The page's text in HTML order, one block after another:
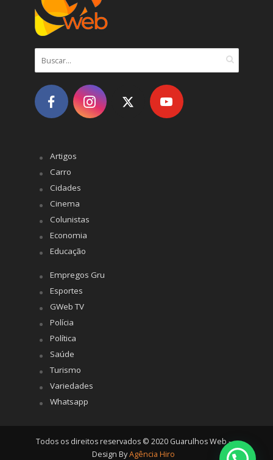
Artigos
Carro
Cidades
Cinema
Colunistas
Economia
Educação
Empregos Gru
Esportes
GWeb TV
Polícia
Política
Saúde
Turismo
Variedades
Whatsapp
Todos os direitos reservados © 2020 Guarulhos Web -
Design ByAgência Hiro